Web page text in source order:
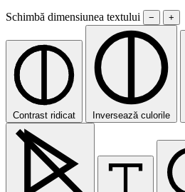
Schimbă dimensiunea textului − +
Contrast ridicat Inversează culorile